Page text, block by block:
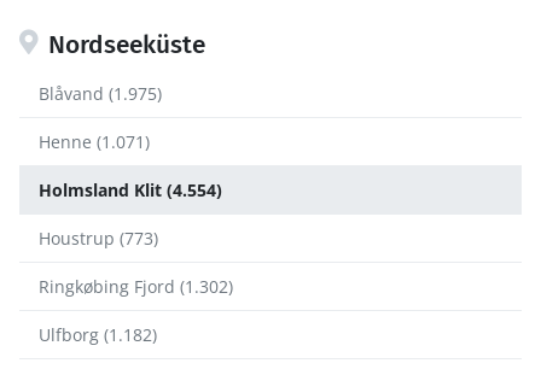
Nordseeküste
Blåvand (1.975)
Henne (1.071)
Holmsland Klit (4.554)
Houstrup (773)
Ringkøbing Fjord (1.302)
Ulfborg (1.182)